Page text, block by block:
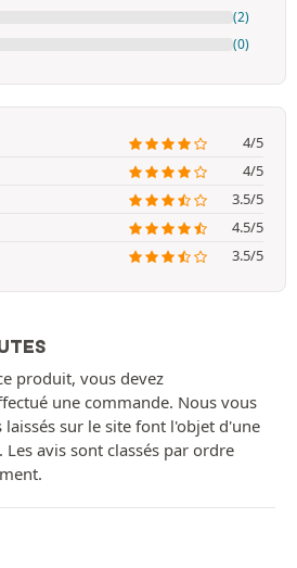
(2)
(0)
4/5
4/5
3.5/5
4.5/5
3.5/5
produit, vous devez
une commande. Nous vous
sur le site font l'objet d'une
. Les avis sont classés par ordre